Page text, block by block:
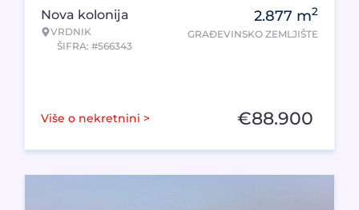
Nova kolonija
VRDNIK
ŠIFRA: #566343
2.877 m2
GRAĐEVINSKO ZEMLJIŠTE
Više o nekretnini > €88.900